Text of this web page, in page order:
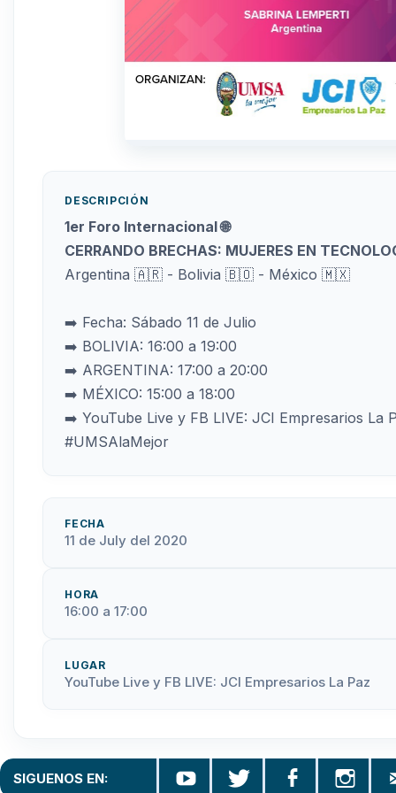
DESCRIPCIÓN
1er Foro Internacional 🌐
CERRANDO BRECHAS: MUJERES EN
Argentina 🇦🇷 - Bolivia 🇧🇴 - México 🇲🇽
➡️ Fecha: Sábado 11 de Julio
➡️ BOLIVIA: 16:00 a 19:00
➡️ ARGENTINA: 17:00 a 20:00
➡️ MÉXICO: 15:00 a 18:00
➡️ YouTube Live y FB LIVE: JCI Empresarios La
#UMSAlaMejor
FECHA
11 de July del 2020
HORA
16:00 a 17:00
LUGAR
YouTube Live y FB LIVE: JCI Empresarios La Paz
SIGUENOS EN: